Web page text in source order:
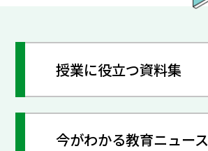
授業に役立つ資料集
今がわかる教育ニュース